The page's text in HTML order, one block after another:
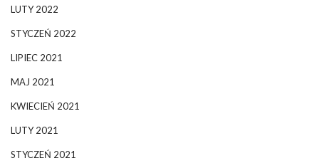
LUTY 2022
STYCZEŃ 2022
LIPIEC 2021
MAJ 2021
KWIECIEŃ 2021
LUTY 2021
STYCZEŃ 2021